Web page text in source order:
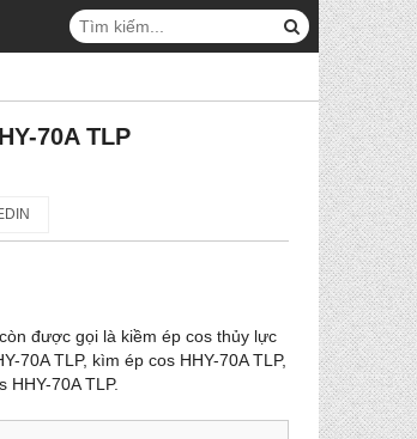
70A TLP
được gọi là kiềm ép cos thủy lực
70A TLP, kìm ép cos HHY-70A TLP,
HHY-70A TLP.